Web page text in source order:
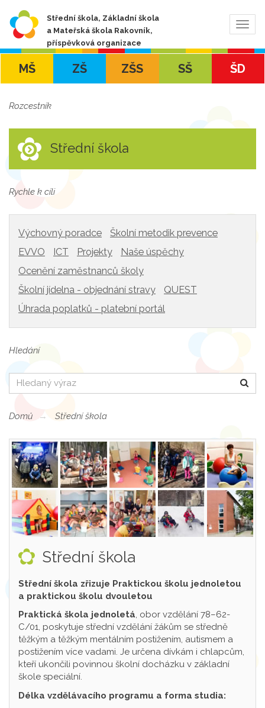
Střední škola, Základní škola
a Mateřská škola Rakovník,
příspěvková organizace
MŠ ZŠ ZŠS SŠ ŠD
Rozcestník
Střední škola
Rychle k cíli
Výchovný poradce
Školní metodik prevence
EVVO
ICT Projekty
Naše úspěchy
Ocenění zaměstnanců školy
Školní jídelna - objednání stravy
QUEST
Úhrada poplatků - platební portál
Hledání
Hledat
Domů Střední škola
Střední škola
Střední škola zřizuje Praktickou školu jednoletou
a praktickou školu dvouletou
Praktická škola jednoletá, obor vzdělání 78–62-
C/01, poskytuje střední vzdělání žákům se středně
těžkým a těžkým mentálním postižením, autismem a
postižením více vadami. Je určena dívkám i chlapcům,
kteří ukončili povinnou školní docházku v základní
škole speciální.
Délka vzdělávacího programu a forma studia: